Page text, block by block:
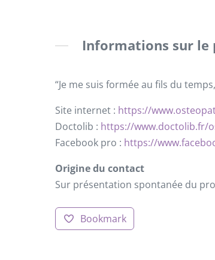
Informations sur le
“Je me suis formée au fils du
Site internet : https://
Doctolib : https://www.doctolib.fr/
Facebook pro : https://
Origine du contact
Sur présentation spontanée du
Bookmark